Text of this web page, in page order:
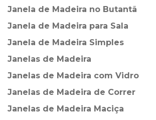
Janela de Madeira no Butantã
Janela de Madeira para Sala
Janela de Madeira Simples
Janelas de Madeira
Janelas de Madeira com Vidro
Janelas de Madeira de Correr
Janelas de Madeira Maciça